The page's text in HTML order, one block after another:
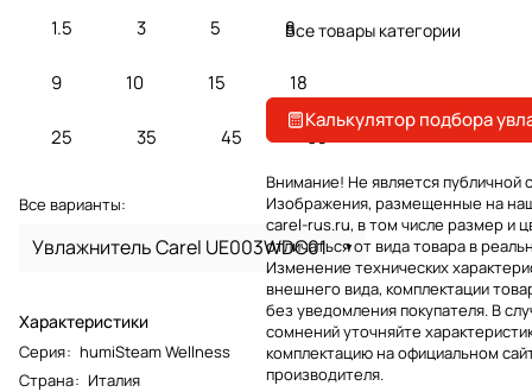
1.5 3 5 8
9 10 15 18
25 35 45 65
Все варианты:
Увлажнитель Carel UE003WDC01
Характеристики
Серия: humiSteam Wellness
Страна: Италия
Все товары категории
Калькулятор подбора
Внимание! Не является публичной
Изображения, размещенные на
carel-rus.ru, в том числе размер и
отличаться от вида товара в
Изменение технических
внешнего вида, комплектации
без уведомления покупателя. В
сомнений уточняйте
комплектацию на официальном
производителя.